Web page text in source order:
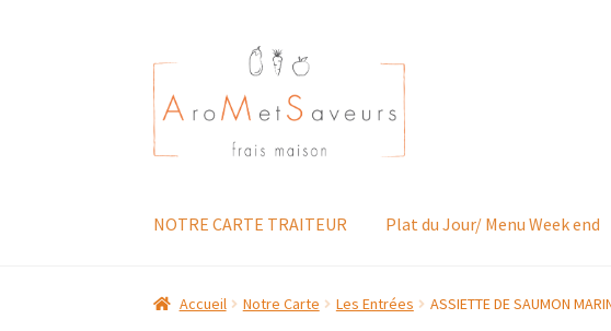
Aller
à
la
navigation
Aller
au
contenu
NOTRE CARTE TRAITEUR Plat du Jour/ Menu Week end
Accueil Notre Carte Les Entrées ASSIETTE DE SAUMON